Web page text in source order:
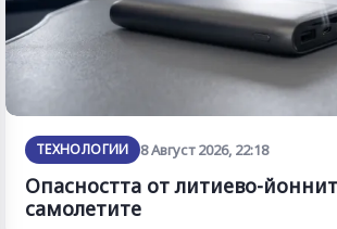
ТЕХНОЛОГИИ 8 Август 2026, 22:18
Опасността от литиево-
самолетите